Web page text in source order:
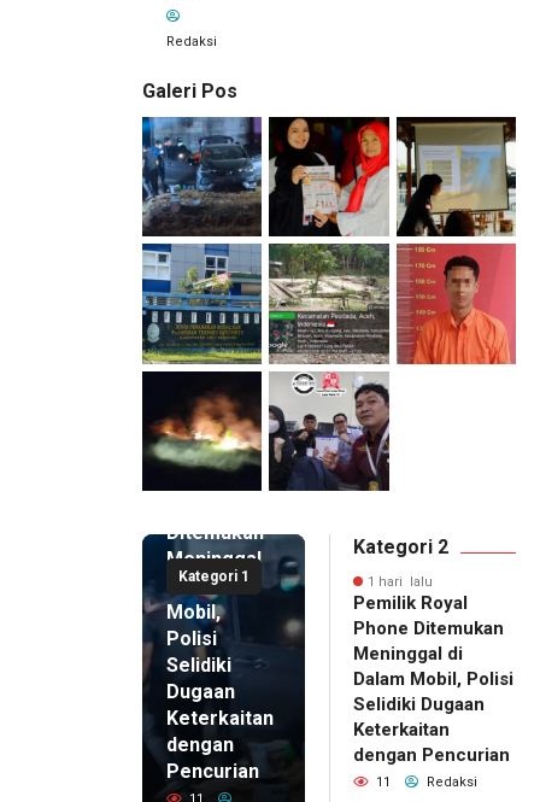
Redaksi
Galeri Pos
Kategori 1
1 hari lalu
Pemilik
Ditemukan
Meninggal
di Dalam
Mobil,
Polisi
Selidiki
Dugaan
Keterkaitan
dengan
Pencurian
11
Kategori 2
1 hari lalu
Pemilik Royal
Phone Ditemukan
Meninggal di
Dalam Mobil, Polisi
Selidiki Dugaan
Keterkaitan
dengan Pencurian
11 Redaksi